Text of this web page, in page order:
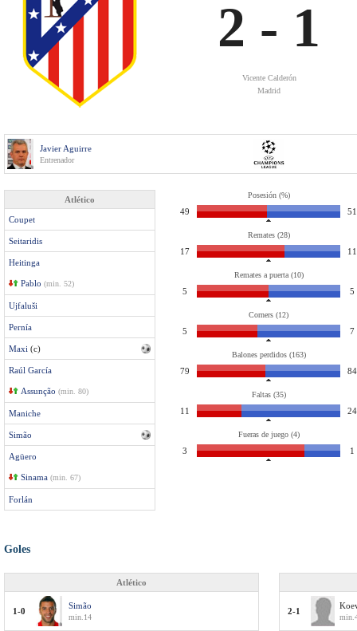
2 - 1
Vicente Calderón
Madrid
Javier Aguirre
Entrenador
Atlético
Coupet
Seitaridis
Heitinga
Pablo (min. 52)
Ujfaluši
Pernía
Maxi (c)
Raúl García
Assunção (min. 80)
Maniche
Simão
Agüero
Sinama (min. 67)
Forlán
Posesión (%)
49 51
Remates (28)
17 11
Remates a puerta (10)
5 5
Corners (12)
5 7
Balones perdidos (163)
79 84
Faltas (35)
11 24
Fueras de juego (4)
3 1
Goles
Atlético
1-0
Simão
min.14
2-1